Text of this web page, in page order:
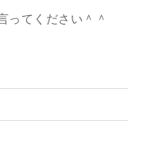
ってください＾＾